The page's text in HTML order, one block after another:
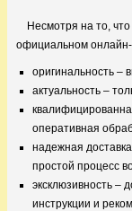
Несмотря на то,
официальном онлайн-
оригинальность –
актуальность –
оперативная
надежная
простой процесс
эксклюзивность –
инструкции и